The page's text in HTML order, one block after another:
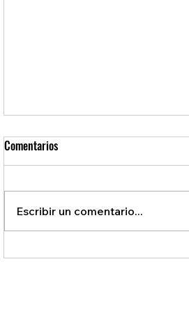
REVELAN ACUERDO SECRETO QUE
Comentarios
Escribir un comentario...